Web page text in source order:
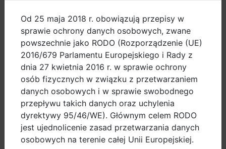
domowego, dzięki czemu użytkowanie rowerów jest
łatwe.
Rocznemu projektowi NEDAM towarzyszy współpraca
z partnerami, takimi jak Politechnika Eindhoven,
Miasto Augsburg, Hopper Mobility, czy Carnet
Barcelona.
Więcej informacji na temat rowerów Hopper można
znaleźć na stronie: www.hopper-mobility.com
Broszura informacyjna do pobrania:POBIERZ
Od 25 maja 2018 r. obowiązują przepisy w
sprawie ochrony danych osobowych, zwane
powszechnie jako RODO (Rozporządzenie (UE)
2016/679 Parlamentu Europejskiego i Rady z
dnia 27 kwietnia 2016 r. w sprawie ochrony
osób fizycznych w związku z przetwarzaniem
danych osobowych i w sprawie swobodnego
przepływu takich danych oraz uchylenia
dyrektywy 95/46/WE). Głównym celem RODO
jest ujednolicenie zasad przetwarzania danych
osobowych na terenie całej Unii Europejskiej.